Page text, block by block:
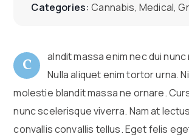
Categories: Cannabis, Medical,
C
alndit massa enim nec dui
Nulla aliquet enim tortor urna.
molestie blandit massa ne ornare.
nunc scelerisque viverra. Nam at
convallis convallis tellus. Eget felis